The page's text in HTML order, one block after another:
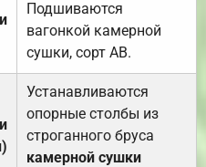
Подшиваются
вагонкой камерной
сушки, сорт АВ.
Устанавливаются
опорные столбы из
строганного бруса
камерной сушки